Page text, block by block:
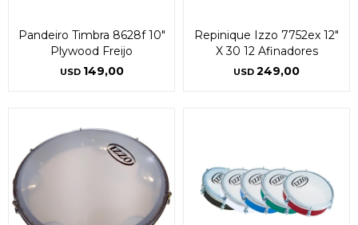
Pandeiro Timbra 8628f 10"
Plywood Freijo
USD 149,00
Repinique Izzo 7752ex 12"
X 30 12 Afinadores
USD 249,00